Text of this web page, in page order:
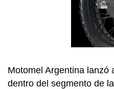
Motomel Argentina lanzó
dentro del segmento de